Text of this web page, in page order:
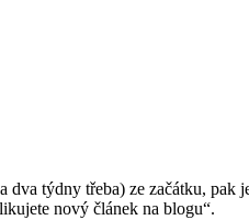
týdny třeba) ze začátku, pak
nový článek na blogu“.